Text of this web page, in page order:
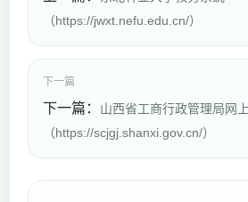
（https://jwxt.nefu.edu.cn/）
下一篇
下一篇： 山西省工商行政管理局网
（https://scjgj.shanxi.gov.cn/）